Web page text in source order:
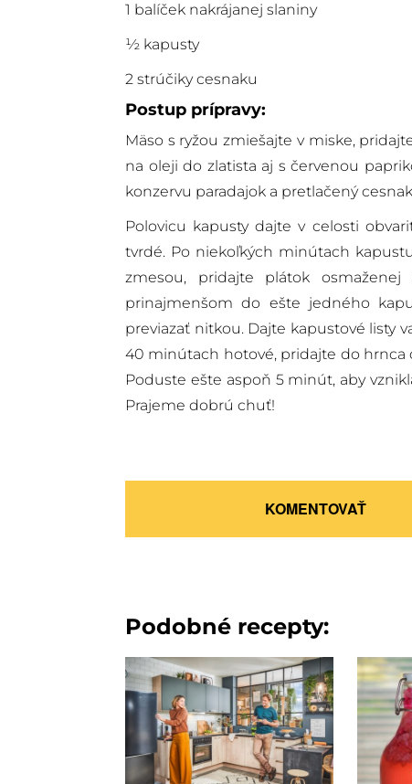
1 balíček nakrájanej slaniny
½ kapusty
2 strúčiky cesnaku
Postup prípravy:
Mäso s ryžou zmiešajte v miske,
na oleji do zlatista aj s červenou
konzervu paradajok a pretlačený
Polovicu kapusty dajte v celosti
tvrdé. Po niekoľkých minútach
zmesou, pridajte plátok
prinajmenšom do ešte jedného
previazať nitkou. Dajte kapustové listy
40 minútach hotové, pridajte do hrnca
Poduste ešte aspoň 5 minút, aby
Prajeme dobrú chuť!
KOMENTOVAŤ
Podobné recepty: